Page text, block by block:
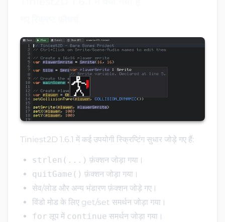
Tiniest2D 1.6.1 में कई उपयोगी स्क्रिप्टिंग सुधार जोड़े गए हैं:
strlen(...) फ़ंक्शन जोड़ा गया।
quitGame() फ़ंक्शन जोड़ा गया।
सेव/लोड और अन्य भंडारण फ़ंक्शन जोड़े गए।
विंडो मोड के लिए get/set समर्थन जोड़ा गया।
for लूप में continue समर्थन जोड़ा गया।